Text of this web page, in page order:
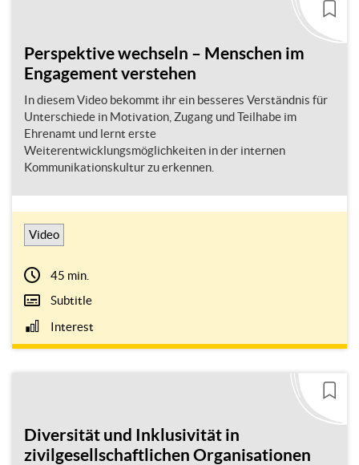
Perspektive wechseln – Menschen im
Engagement verstehen
In diesem Video bekommt ihr ein besseres Verständnis für
Unterschiede in Motivation, Zugang und Teilhabe im
Ehrenamt und lernt erste
Weiterentwicklungsmöglichkeiten in der internen
Kommunikationskultur zu erkennen.
Video
45 min.
Subtitle
Interest
Diversität und Inklusivität in
zivilgesellschaftlichen Organisationen